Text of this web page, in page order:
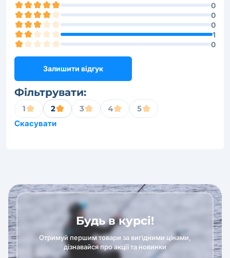
0
0
0
1
0
Залишити відгук
Фільтрувати:
1 2 3 4
5
Скасувати
Будь в курсі!
Отримуй першим товари за вигідними цінами,
дізнавайся про акції та новинки